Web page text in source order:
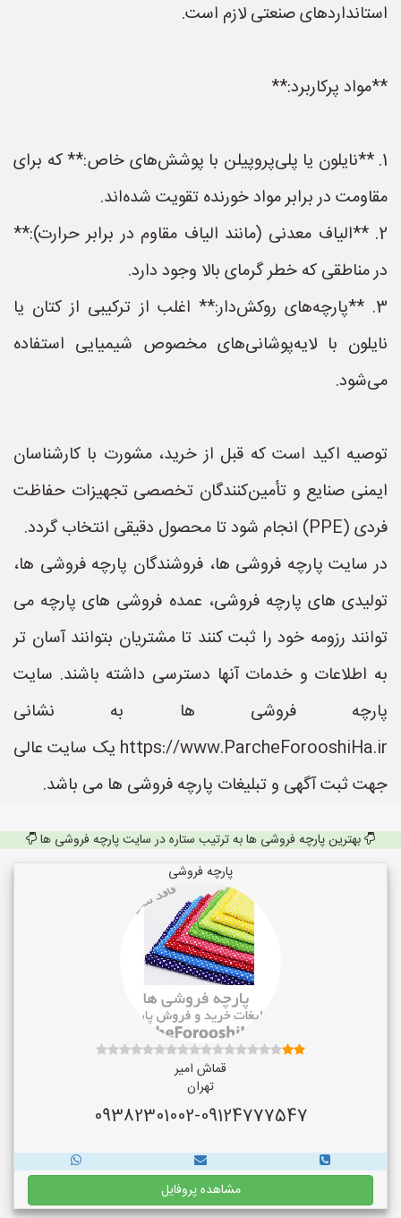
استانداردهای صنعتی لازم است.
**مواد پرکاربرد:**
1. **نایلون یا پلی‌پروپیلن با پوشش‌های خاص:** که برای
مقاومت در برابر مواد خورنده تقویت شده‌اند.
2. **الیاف معدنی (مانند الیاف مقاوم در برابر حرارت):**
در مناطقی که خطر گرمای بالا وجود دارد.
3. **پارچه‌های روکش‌دار:** اغلب از ترکیبی از کتان یا
نایلون با لایه‌پوشانی‌های مخصوص شیمیایی استفاده
می‌شود.
توصیه اکید است که قبل از خرید، مشورت با کارشناسان
ایمنی صنایع و تأمین‌کنندگان تخصصی تجهیزات حفاظت
فردی (PPE) انجام شود تا محصول دقیقی انتخاب گردد.
در سایت پارچه فروشی ها، فروشندگان پارچه فروشی ها،
تولیدی های پارچه فروشی، عمده فروشی های پارچه می
توانند رزومه خود را ثبت کنند تا مشتریان بتوانند آسان تر
به اطلاعات و خدمات آنها دسترسی داشته باشند. سایت
پارچه فروشی ها به نشانی
https://www.ParcheForooshiHa.ir یک سایت عالی
جهت ثبت آگهی و تبلیغات پارچه فروشی ها می باشد.
بهترین پارچه فروشی ها به ترتیب ستاره در سایت پارچه فروشی ها
پارچه فروشی
قماش امیر
تهران
09382301002-09124777547
مشاهده پروفایل